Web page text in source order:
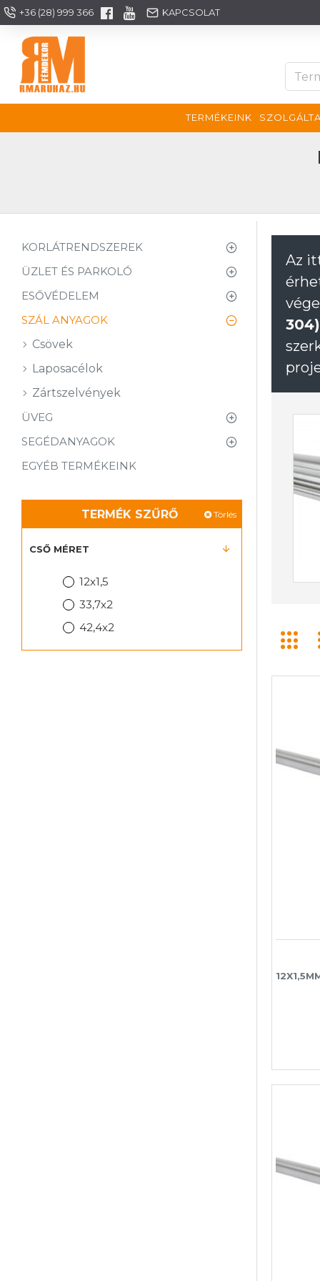
+36 (28) 999 366 KAPCSOLAT
TERMÉKEINK
KORLÁTRENDSZEREK
ÜZLET ÉS PARKOLÓ
ESŐVÉDELEM
SZÁL ANYAGOK
Csövek
Laposacélok
Zártszelvények
ÜVEG
SEGÉDANYAGOK
EGYÉB TERMÉKEINK
TERMÉK SZŰRŐ Törlés
CSŐ MÉRET
12x1,5
33,7x2
42,4x2
Az